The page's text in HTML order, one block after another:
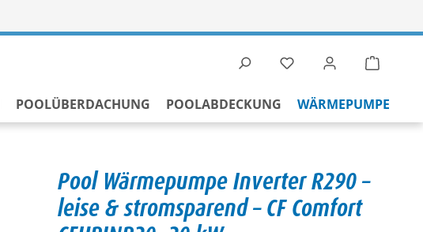
Du hast 0 Produkte auf
POOLÜBERDACHUNG POOLABDECKUNG WÄRMEPUMPE
Pool Wärmepumpe Inverter R290 –
leise & stromsparend – CF Comfort